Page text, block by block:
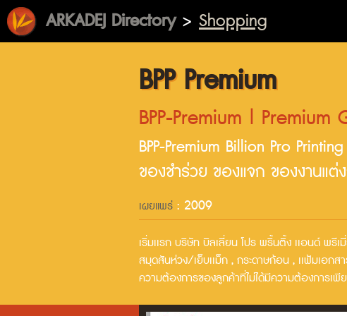
ARKADEJ Directory > Shopping
BPP Premium
BPP-Premium |
BPP-Premium Billion Pro
ของชำร่วย ของแจก ของงานแต่
เผยแพร่ : 2009
เริ่มเเรก บริษัท บิลเลี่ยน โปร พริ้นติ้ง เเอนด์ พรี
สมุดสันห่วง/เย็บเเม็ก , กระดาษก้อน , เเฟ้มเอกส
ความต้องการของลูกค้าที่ไม่ได้มีความต้องการเพี